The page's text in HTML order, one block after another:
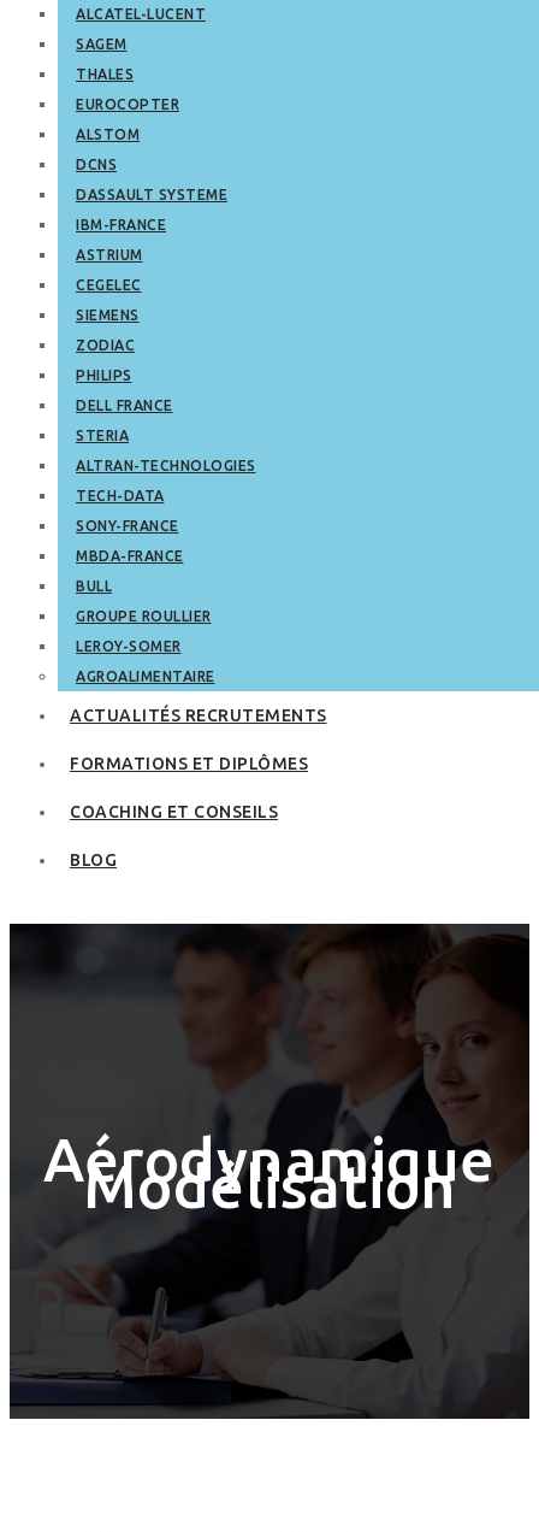
ALCATEL-LUCENT
SAGEM
THALES
EUROCOPTER
ALSTOM
DCNS
DASSAULT SYSTEME
IBM-FRANCE
ASTRIUM
CEGELEC
SIEMENS
ZODIAC
PHILIPS
DELL FRANCE
STERIA
ALTRAN-TECHNOLOGIES
TECH-DATA
SONY-FRANCE
MBDA-FRANCE
BULL
GROUPE ROULLIER
LEROY-SOMER
AGROALIMENTAIRE
ACTUALITÉS RECRUTEMENTS
FORMATIONS ET DIPLÔMES
COACHING ET CONSEILS
BLOG
Aérodynamique
Modélisation